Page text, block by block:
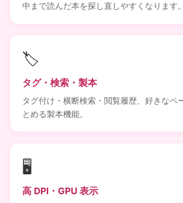
中まで読んだ本を探し直しやすくなります。
🏷️
タグ・検索・製本
タグ付け・横断検索・閲覧履歴、好きなペ
とめる製本機能。
🖥️
高 DPI・GPU 表示